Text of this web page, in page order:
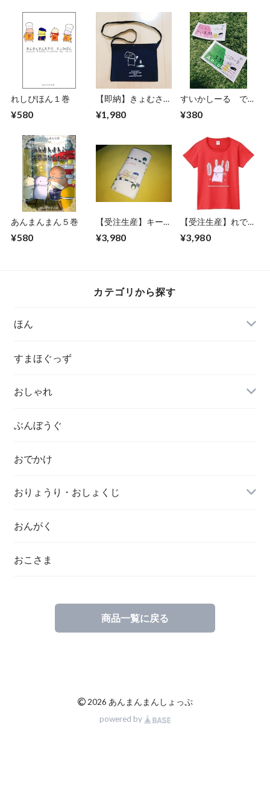
れしぴほん１巻
¥580
【即納】きょむさこ
¥1,980
すいかしーる でん
¥380
あんまんまん５巻
¥580
【受注生産】キーケ
¥3,980
【受注生産】れでぃ
¥3,980
カテゴリから探す
ほん
すまほぐっず
おしゃれ
ぶんぼうぐ
おでかけ
おりょうり・おしょくじ
おんがく
おこさま
商品一覧に戻る
© 2026 あんまんまんしょっぷ
powered by